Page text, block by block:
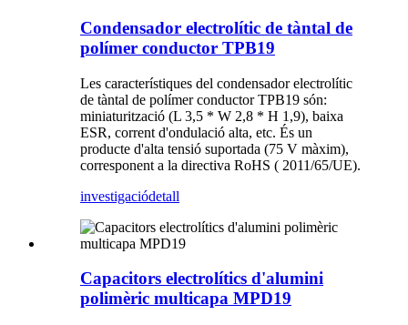
Condensador electrolític de tàntal de
polímer conductor TPB19
Les característiques del condensador electrolític
de tàntal de polímer conductor TPB19 són:
miniaturització (L 3,5 * W 2,8 * H 1,9), baixa
ESR, corrent d'ondulació alta, etc. És un
producte d'alta tensió suportada (75 V màxim),
corresponent a la directiva RoHS ( 2011/65/UE).
investigaciódetall
Capacitors electrolítics d'alumini
polimèric multicapa MPD19